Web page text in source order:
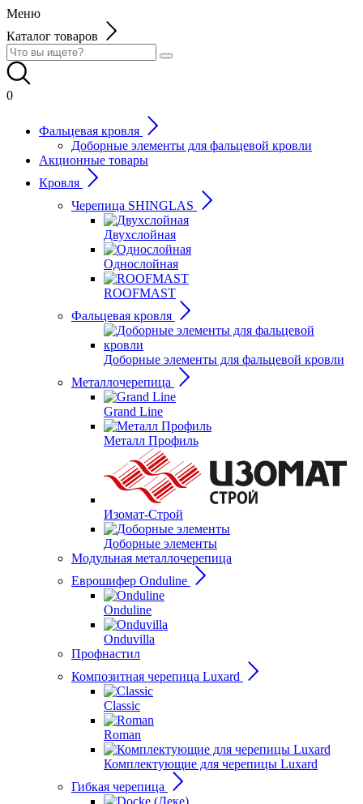
Меню
Каталог товаров
0
Фальцевая кровля
Доборные элементы для фальцевой кровли
Акционные товары
Кровля
Черепица SHINGLAS
Двухслойная
Однослойная
ROOFMAST
Фальцевая кровля
Доборные элементы для фальцевой кровли
Металлочерепица
Grand Line
Металл Профиль
Изомат-Строй
Доборные элементы
Модульная металлочерепица
Еврошифер Onduline
Onduline
Onduvilla
Профнастил
Композитная черепица Luxard
Сlassic
Roman
Комплектующие для черепицы Luxard
Гибкая черепица